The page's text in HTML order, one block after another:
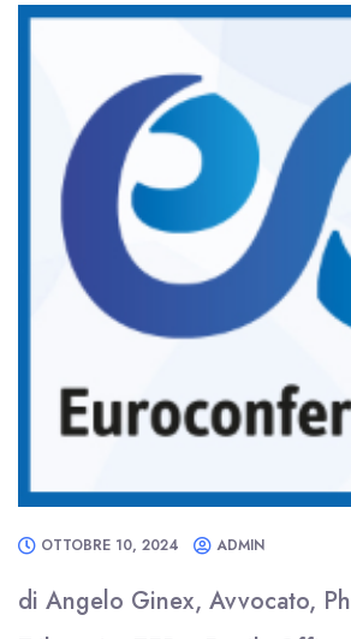
OTTOBRE 10, 2024 ADMIN
di Angelo Ginex, Avvocato,